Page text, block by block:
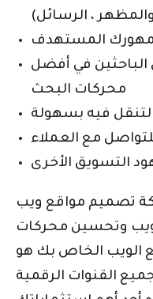
، الرسائل)
المستهدف
الباحثين في أفضل
محركات البحث
فيه بسهولة
مع العملاء
التسويق الأخرى
تصميم مواقع ويب
وتحسين محركات
الويب الخاص بك هو
القنوات الرقمية